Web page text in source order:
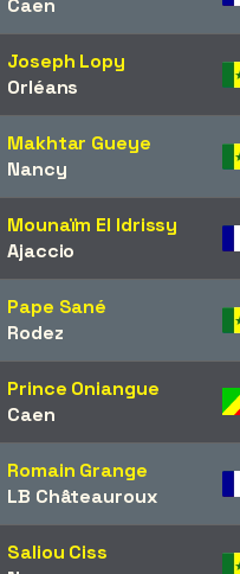
Caen
Joseph Lopy
Orléans
Makhtar Gueye
Nancy
Mounaïm El Idrissy
Ajaccio
Pape Sané
Rodez
Prince Oniangue
Caen
Romain Grange
LB Châteauroux
Saliou Ciss